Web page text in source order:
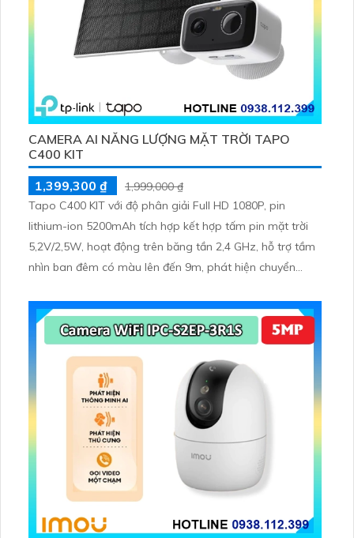
CAMERA AI NĂNG LƯỢNG MẶT TRỜI TAPO
C400 KIT
1,399,300 ₫
1,999,000 ₫
Tapo C400 KIT với độ phân giải Full HD 1080P, pin
lithium-ion 5200mAh tích hợp kết hợp tấm pin mặt trời
5,2V/2,5W, hoạt động trên băng tần 2,4 GHz, hỗ trợ tầm
nhìn ban đêm có màu lên đến 9m, phát hiện chuyển
thẻ microSD lên đến 512GB